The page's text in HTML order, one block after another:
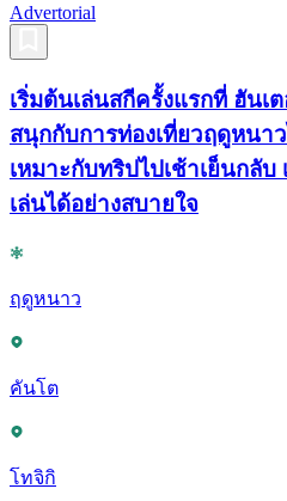
Advertorial
เริ่มต้นเล่นสกีครั้งแรกที่ ฮันเ
สนุกกับการท่องเที่ยวฤดูหนา
เหมาะกับทริปไปเช้าเย็นกลั
เล่นได้อย่างสบายใจ
ฤดูหนาว
คันโต
โทจิกิ